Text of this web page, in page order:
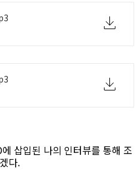
삽입된 나의 인터뷰를 통해 조
다.